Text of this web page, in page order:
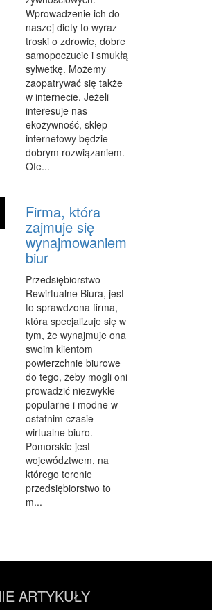
Wprowadzenie ich do
naszej diety to wyraz
troski o zdrowie, dobre
samopoczucie i smukłą
sylwetkę. Możemy
zaopatrywać się także
w internecie. Jeżeli
interesuje nas
ekożywność, sklep
internetowy będzie
dobrym rozwiązaniem.
Ofe...
Firma, która
zajmuje się
wynajmowaniem
biur
Przedsiębiorstwo
Rewirtualne Biura, jest
to sprawdzona firma,
która specjalizuje się w
tym, że wynajmuje ona
swoim klientom
powierzchnie biurowe
do tego, żeby mogli oni
prowadzić niezwykle
popularne i modne w
ostatnim czasie
wirtualne biuro.
Pomorskie jest
województwem, na
którego terenie
przedsiębiorstwo to
m...
ARTYKUŁY